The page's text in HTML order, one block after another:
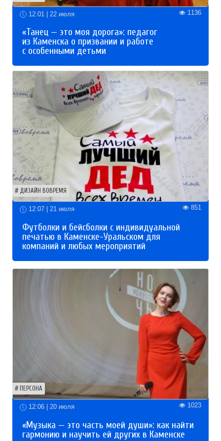
12:01 | 22 июля 1136
«Танец — это моя дорога»: педагог
из Каменска о призвании и работе
с особенными детьми
ДИЗАЙН ВОВРЕМЯ
12:07 | 21 июля 851
Футболки и бейсболки с индивидуальной
печатью в Каменске-Уральском для
компаний и любых мероприятий
ПЕРСОНА
12:06 | 20 июля 1023
«Музыка — это часть моей души»: как найти
гармонию и научить ей других в Каменске